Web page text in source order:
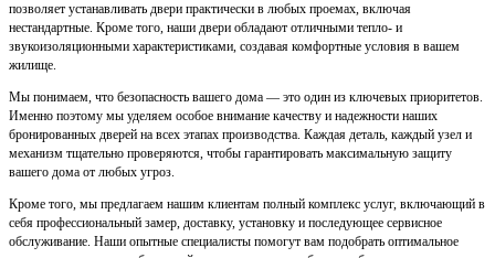
позволяет устанавливать двери практически в любых проемах, включая
нестандартные. Кроме того, наши двери обладают отличными тепло- и
звукоизоляционными характеристиками, создавая комфортные условия в вашем
жилище.
Мы понимаем, что безопасность вашего дома — это один из ключевых приоритетов.
Именно поэтому мы уделяем особое внимание качеству и надежности наших
бронированных дверей на всех этапах производства. Каждая деталь, каждый узел и
механизм тщательно проверяются, чтобы гарантировать максимальную защиту
вашего дома от любых угроз.
Кроме того, мы предлагаем нашим клиентам полный комплекс услуг, включающий в
себя профессиональный замер, доставку, установку и последующее сервисное
обслуживание. Наши опытные специалисты помогут вам подобрать оптимальное